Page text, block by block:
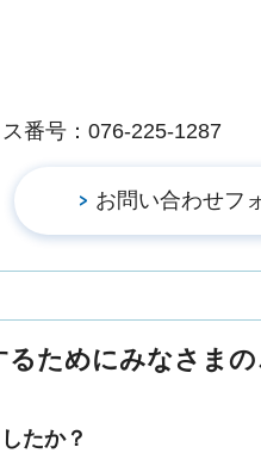
番号：076-225-1287
ためにみなさま
たか？